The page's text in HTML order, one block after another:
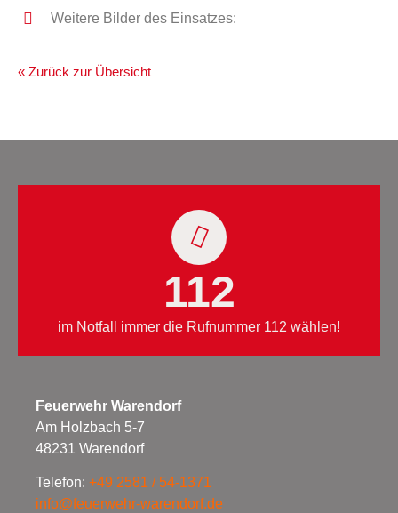
Weitere Bilder des Einsatzes:
« Zurück zur Übersicht
112
im Notfall immer die Rufnummer 112 wählen!
Feuerwehr Warendorf
Am Holzbach 5-7
48231 Warendorf
Telefon: +49 2581 / 54-1371
info@feuerwehr-warendorf.de